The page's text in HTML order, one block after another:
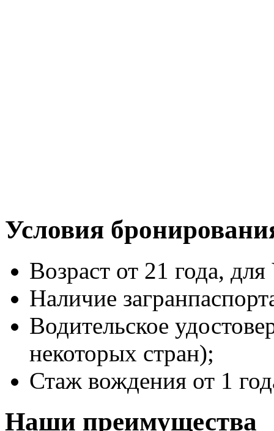
Условия
Возраст от 21 года,
Наличие
Водительское
некоторых стран);
Стаж вождения от 1
Наши преимущества